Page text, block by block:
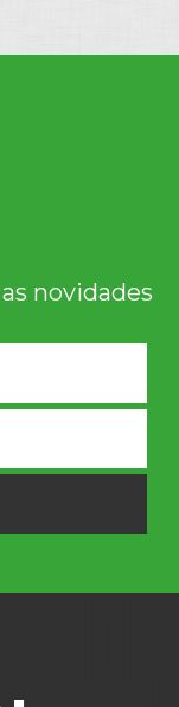
novidades